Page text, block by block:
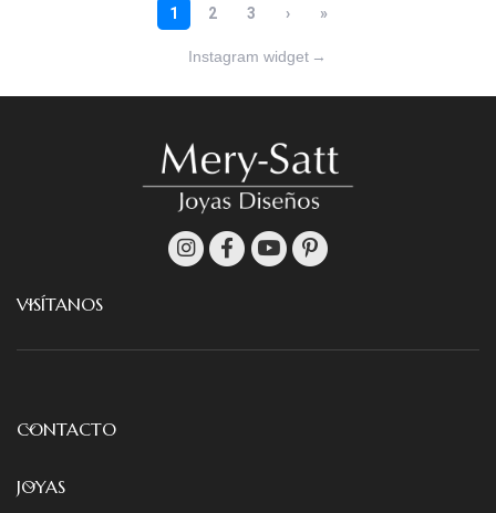
Instagram widget →
VISÍTANOS
CONTACTO
JOYAS